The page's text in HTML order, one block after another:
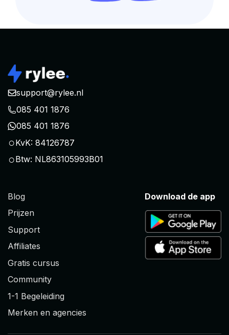
support@rylee.nl
085 401 1876
085 401 1876
○KvK: 84126787
○Btw: NL863105993B01
Blog
Prijzen
Support
Affiliates
Gratis cursus
Community
1-1 Begeleiding
Merken en agencies
Download de app